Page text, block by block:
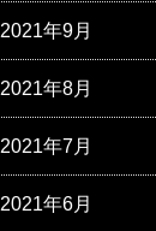
2021年9月
2021年8月
2021年7月
2021年6月